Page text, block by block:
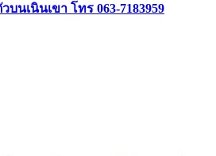
เนินเขา โทร 063-7183959